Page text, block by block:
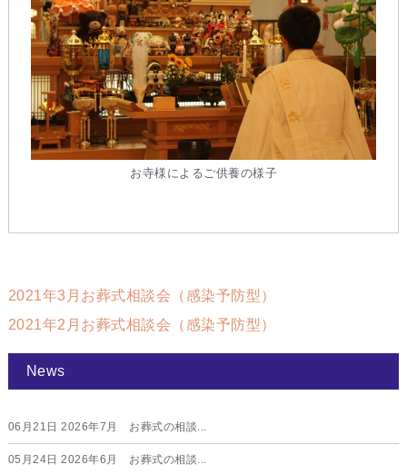
お寺様によるご供養の様子
2021年3月お葬式相談会（感染予防型）
2021年2月お葬式相談会（感染予防型）
News
06月21日 2026年7月 お葬式の相談...
05月24日 2026年6月 お葬式の相談...